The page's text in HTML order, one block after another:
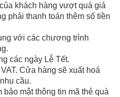
khách hàng vượt quá giá
phải thanh toán thêm số tiền
với các chương trình
các ngày Lễ Tết.
Cửa hàng sẽ xuất hoá
cầu.
bảo mật thông tin mã thẻ quà